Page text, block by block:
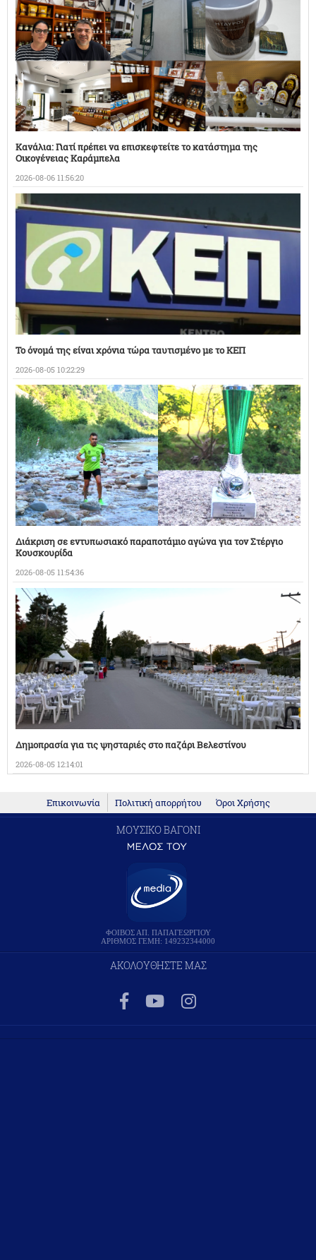
Κανάλια: Γιατί πρέπει να επισκεφτείτε το κατάστημα της
Οικογένειας Καράμπελα
2026-08-06 11:56:20
Το όνομά της είναι χρόνια τώρα ταυτισμένο με το ΚΕΠ
2026-08-05 10:22:29
Διάκριση σε εντυπωσιακό παραποτάμιο αγώνα για τον Στέργιο
Κουσκουρίδα
2026-08-05 11:54:36
Δημοπρασία για τις ψησταριές στο παζάρι Βελεστίνου
2026-08-05 12:14:01
Επικοινωνία Πολιτική απορρήτου Όροι Χρήσης
ΜΟΥΣΙΚΟ ΒΑΓΟΝΙ
ΦΟΙΒΟΣ ΑΠ. ΠΑΠΑΓΕΩΡΓΙΟΥ
ΑΡΙΘΜΟΣ ΓΕΜΗ: 149232344000
ΑΚΟΛΟΥΘΗΣΤΕ ΜΑΣ